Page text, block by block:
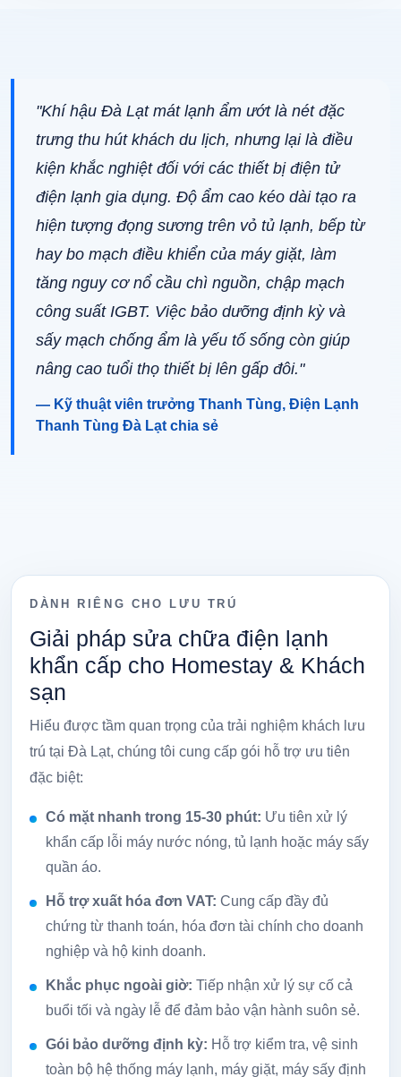
"Khí hậu Đà Lạt mát lạnh ẩm ướt là nét đặc
trưng thu hút khách du lịch, nhưng lại là điều
kiện khắc nghiệt đối với các thiết bị điện tử
điện lạnh gia dụng. Độ ẩm cao kéo dài tạo ra
hiện tượng đọng sương trên vỏ tủ lạnh, bếp từ
hay bo mạch điều khiển của máy giặt, làm
tăng nguy cơ nổ cầu chì nguồn, chập mạch
công suất IGBT. Việc bảo dưỡng định kỳ và
sấy mạch chống ẩm là yếu tố sống còn giúp
nâng cao tuổi thọ thiết bị lên gấp đôi."
— Kỹ thuật viên trưởng Thanh Tùng, Điện Lạnh
Thanh Tùng Đà Lạt chia sẻ
DÀNH RIÊNG CHO LƯU TRÚ
Giải pháp sửa chữa điện lạnh
khẩn cấp cho Homestay & Khách
sạn
Hiểu được tầm quan trọng của trải nghiệm khách lưu
trú tại Đà Lạt, chúng tôi cung cấp gói hỗ trợ ưu tiên
đặc biệt:
Có mặt nhanh trong 15-30 phút: Ưu tiên xử lý
khẩn cấp lỗi máy nước nóng, tủ lạnh hoặc máy sấy
quần áo.
Hỗ trợ xuất hóa đơn VAT: Cung cấp đầy đủ
chứng từ thanh toán, hóa đơn tài chính cho doanh
nghiệp và hộ kinh doanh.
Khắc phục ngoài giờ: Tiếp nhận xử lý sự cố cả
buổi tối và ngày lễ để đảm bảo vận hành suôn sẻ.
Gói bảo dưỡng định kỳ: Hỗ trợ kiểm tra, vệ sinh
toàn bộ hệ thống máy lạnh, máy giặt, máy sấy định